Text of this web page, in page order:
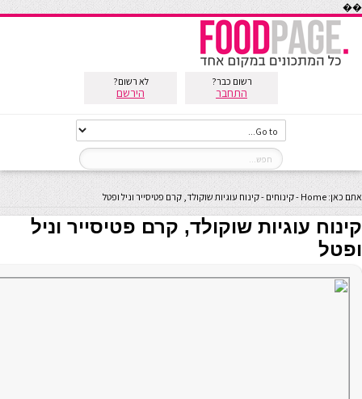
��
רשום כבר?
התחבר
לא רשום?
הירשם
אתם כאן: Home
-קינוחים -קינוח עוגיות שוקולד, קרם פטיסייר וניל ופטל
קינוח עוגיות שוקולד, קרם פטיסייר וניל
ופטל